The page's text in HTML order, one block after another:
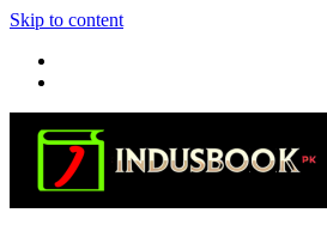
Skip to content